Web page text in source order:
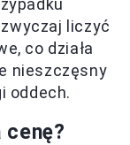
liczyć
co działa
nieszczęsny
oddech.
cenę?